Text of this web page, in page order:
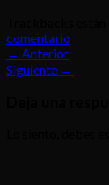
comentario
← Anterior
Siguiente →